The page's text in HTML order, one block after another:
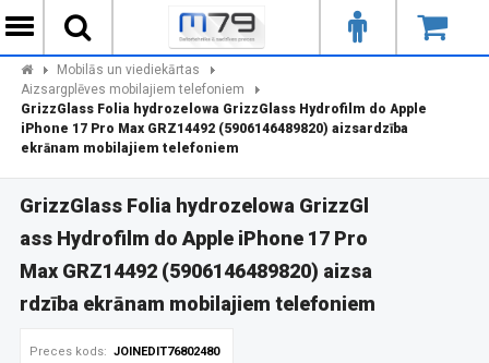
Mobilās un viediekārtas
Aizsargplēves mobilajiem telefoniem
GrizzGlass Folia hydrozelowa GrizzGlass Hydrofilm do Apple
iPhone 17 Pro Max GRZ14492 (5906146489820) aizsardzība
ekrānam mobilajiem telefoniem
GrizzGlass Folia hydrozelowa GrizzGl
ass Hydrofilm do Apple iPhone 17 Pro
Max GRZ14492 (5906146489820) aizsa
rdzība ekrānam mobilajiem telefoniem
Preces kods: JOINEDIT76802480